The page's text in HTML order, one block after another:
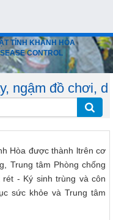
TỈNH KHÁNH HÒA
CONTROL
chơi,
Hòa được thành ltrên cơ
Trung tâm Phòng chống
rét - Ký sinh trùng và côn
sức khỏe và Trung tâm